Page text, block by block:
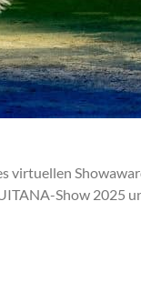
virtuellen
Show 2025